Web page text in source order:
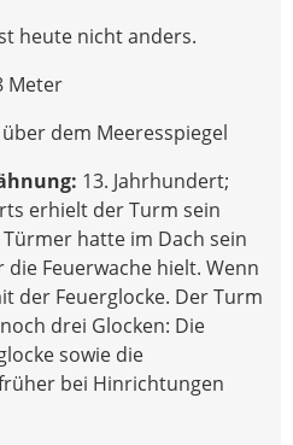
heute nicht anders.
Meter
dem Meeresspiegel
13. Jahrhundert;
erhielt der Turm sein
hatte im Dach sein
Feuerwache hielt. Wenn
der Feuerglocke. Der Turm
drei Glocken: Die
sowie die
bei Hinrichtungen